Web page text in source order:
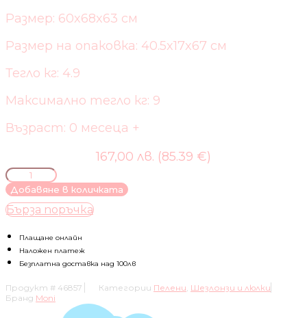
Размер: 60x68x63 см
Размер на опаковка: 40.5x17x67 см
Тегло кг: 4.9
Максимално тегло кг: 9
Възраст: 0 месеца +
167,00 лв. (85.39 €)
количество
за
ЕЛЕКТРИЧЕСКА
ЛЮЛКА
Добавяне в количката
Бърза поръчка
Плащане онлайн
Наложен платеж
Безплатна доставка над 100лв
Продукт # 46857 Категории Пелени, Шезлонзи и люлки
Бранд Moni